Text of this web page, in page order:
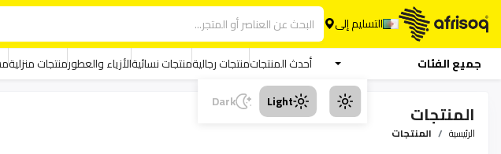
التسليم إلى
جميع الفئات أحدث المنتجاتمنتجات رجاليةمنتجات نسائيةالأزياء والعطورمنتجات منزلية
Light
Dark المنتجات
الرئيسية المنتجات